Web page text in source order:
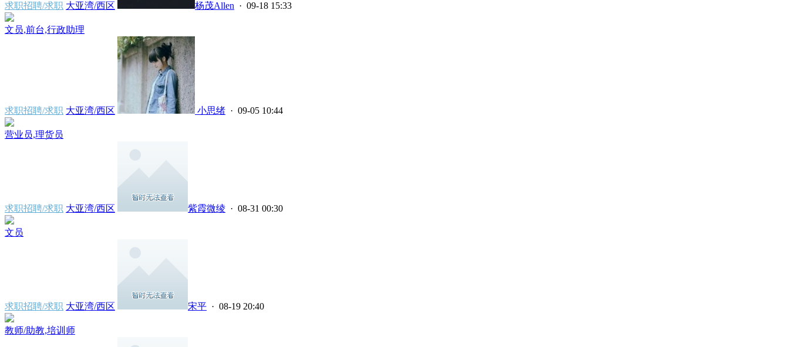
求职招聘/求职 大亚湾/西区 杨茂Allen · 09-18 15:33
文员,前台,行政助理
求职招聘/求职 大亚湾/西区 小思绪 · 09-05 10:44
营业员,理货员
求职招聘/求职 大亚湾/西区 紫霞微绫 · 08-31 00:30
文员
求职招聘/求职 大亚湾/西区 宋平 · 08-19 20:40
教师/助教,培训师